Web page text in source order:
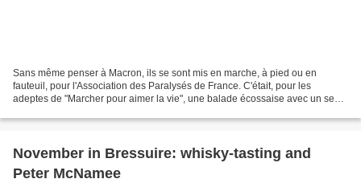
Sans même penser à Macron, ils se sont mis en marche, à pied ou en
fauteuil, pour l'Association des Paralysés de France. C'était, pour les
adeptes de "Marcher pour aimer la vie", une balade écossaise avec un seul
November in Bressuire: whisky-tasting and
Peter McNamee